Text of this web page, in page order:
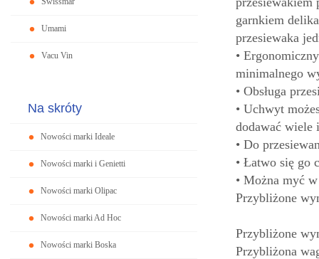
Umami
Vacu Vin
Na skróty
Nowości marki Ideale
Nowości marki i Genietti
Nowości marki Olipac
Nowości marki Ad Hoc
Nowości marki Boska
garnkiem
przesiewaka
•
minimalnego
• Obsługa
• Uchwyt
dodawać wiele
• Do
• Łatwo się go
• Można myć
Przybliżone
Przybliżone
Przybliżona